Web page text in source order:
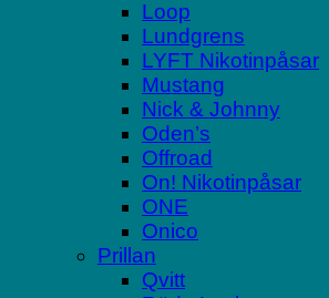
Loop
Lundgrens
LYFT Nikotinpåsar
Mustang
Nick & Johnny
Oden’s
Offroad
On! Nikotinpåsar
ONE
Onico
Prillan
Qvitt